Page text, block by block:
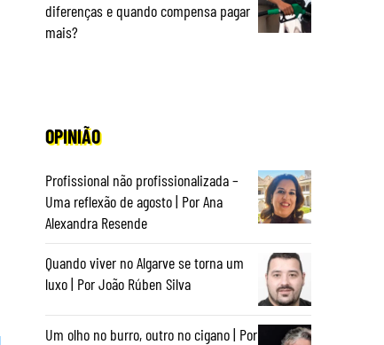
diferenças e quando compensa pagar
mais?
OPINIÃO
Profissional não profissionalizada –
Uma reflexão de agosto | Por Ana
Alexandra Resende
Quando viver no Algarve se torna um
luxo | Por João Rúben Silva
Um olho no burro, outro no cigano | Por